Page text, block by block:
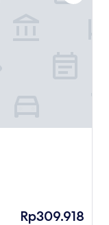
Harga
Rp309.918